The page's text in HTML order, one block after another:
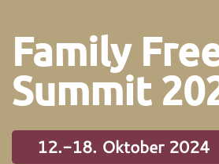
Family
Summit
12.-18. Oktober 2024